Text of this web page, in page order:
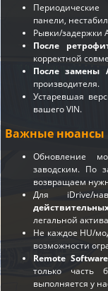
панели,
Рывки/задержки
После
корректной
После замены
производителя.
Устаревшая
вашего VIN.
Важные нюансы
Обновление
заводским. По
возвращаем
Для iDrive/
легальной
Не каждое HU/
возможности
Remote
только часть
выполняется у